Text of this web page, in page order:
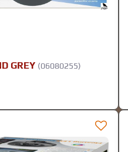
GREY (06080255)